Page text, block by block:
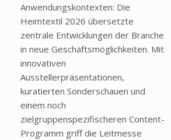
Anwendungskontexten: Die
Heimtextil 2026 übersetzte
zentrale Entwicklungen der Branche
in neue Geschäftsmöglichkeiten. Mit
innovativen
Ausstellerpräsentationen,
kuratierten Sonderschauen und
einem noch
zielgruppenspezifischeren Content-
Programm griff die Leitmesse